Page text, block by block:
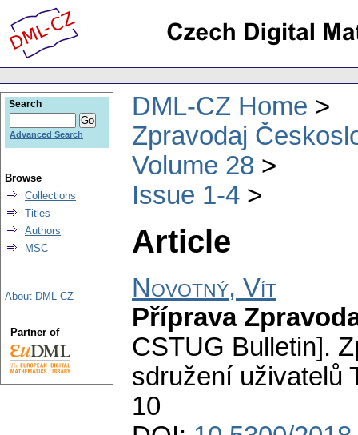
DML-CZ Home
Zpravodaj
Volume 28
Issue 1-4
Article
Novotný, Vít
Příprava
CSTUG Bulletin].
sdružení uživatelů
10
Search
Advanced Search
Browse
Collections
Titles
Authors
MSC
About DML-CZ
Partner of